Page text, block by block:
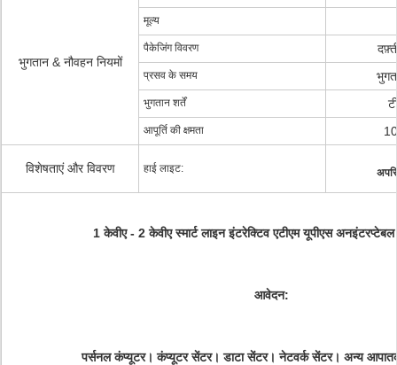
भुगतान & नौवहन नियमों
मूल्य
पैकेजिंग विवरण
प्रसव के समय
भुगतान शर्तें
आपूर्ति की क्षमता
विशेषताएं और विवरण हाई लाइट:
1 केवीए - 2 केवीए स्मार्ट लाइन इंटरेक्टिव एटीएम यूपीएस अनइंटरप्टेबल
आवेदन:
पर्सनल कंप्यूटर। कंप्यूटर सेंटर। डाटा सेंटर। नेटवर्क सेंटर। अन्य